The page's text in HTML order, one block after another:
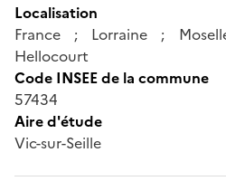
Localisation
France ; Lorraine ;
Hellocourt
Code INSEE de la commune
57434
Aire d'étude
Vic-sur-Seille